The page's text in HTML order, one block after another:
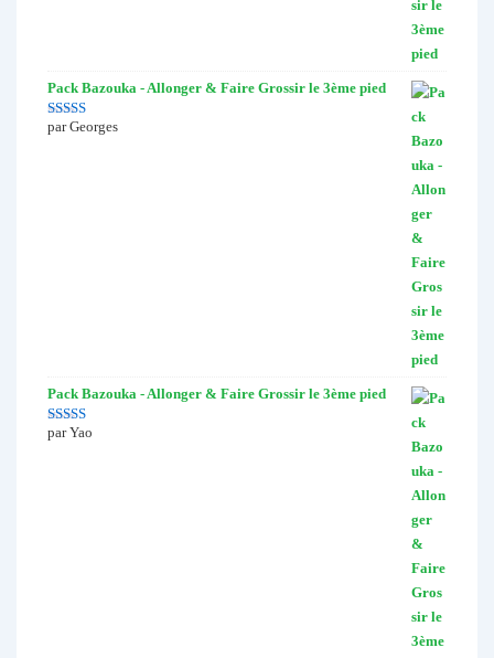
Pack Bazouka - Allonger & Faire Grossir le 3ème pied
Note5sur 5
par Georges
Pack Bazouka - Allonger & Faire Grossir le 3ème pied
Note4sur
par Yao